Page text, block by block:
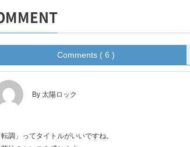
Comments ( 6 )
By 太陽ロック
転調」ってタイトルがいいですね。